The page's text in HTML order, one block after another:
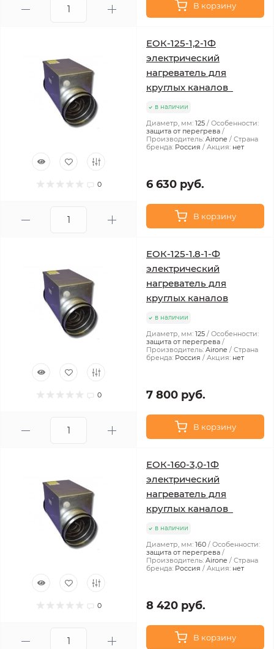
В корзину
0
ЕОК-125-1,2-1Ф
электрический
нагреватель для
круглых каналов
в наличии
Диаметр, мм: 125
Особенности:
защита от перегрева
Производитель: Airone
Страна
бренда: Россия Акция: нет
6 630 руб.
В корзину
0
ЕОК-125-1.8-1-Ф
электрический
нагреватель для
круглых каналов
в наличии
Диаметр, мм: 125
Особенности:
защита от перегрева
Производитель: Airone
Страна
бренда: Россия Акция: нет
7 800 руб.
В корзину
0
ЕОК-160-3,0-1Ф
электрический
нагреватель для
круглых каналов
в наличии
Диаметр, мм: 160
Особенности:
защита от перегрева
Производитель: Airone
Страна
бренда: Россия Акция: нет
8 420 руб.
В корзину